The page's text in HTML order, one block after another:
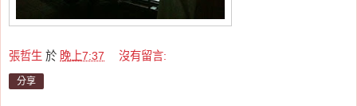
張哲生 於 晚上7:37 沒有留言:
分享